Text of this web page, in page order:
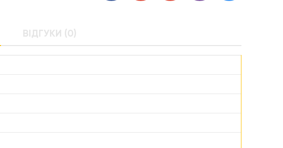
ВІДГУКИ (0)